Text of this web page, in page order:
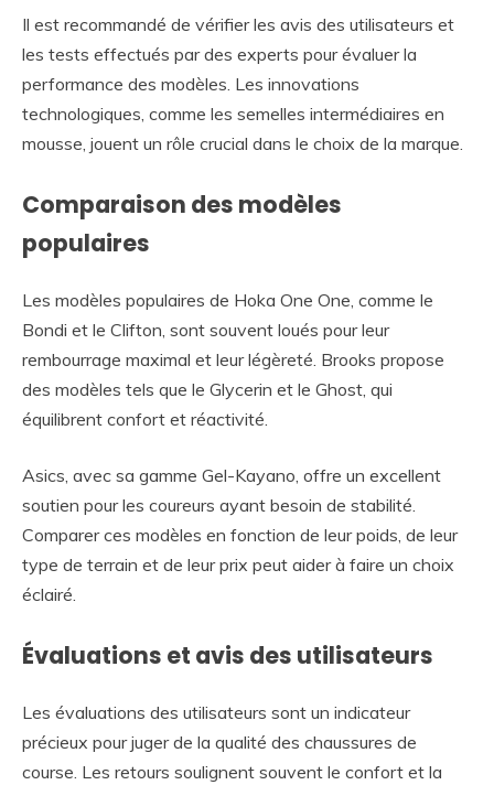
Il est recommandé de vérifier les avis des utilisateurs et
les tests effectués par des experts pour évaluer la
performance des modèles. Les innovations
technologiques, comme les semelles intermédiaires en
mousse, jouent un rôle crucial dans le choix de la marque.
Comparaison des modèles
populaires
Les modèles populaires de Hoka One One, comme le
Bondi et le Clifton, sont souvent loués pour leur
rembourrage maximal et leur légèreté. Brooks propose
des modèles tels que le Glycerin et le Ghost, qui
équilibrent confort et réactivité.
Asics, avec sa gamme Gel-Kayano, offre un excellent
soutien pour les coureurs ayant besoin de stabilité.
Comparer ces modèles en fonction de leur poids, de leur
type de terrain et de leur prix peut aider à faire un choix
éclairé.
Évaluations et avis des utilisateurs
Les évaluations des utilisateurs sont un indicateur
précieux pour juger de la qualité des chaussures de
course. Les retours soulignent souvent le confort et la